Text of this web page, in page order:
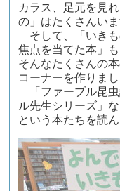
カラス、足元を見
の」はたくさんいま
そして、「いきも
焦点を当てた本」
そんなたくさんの
コーナーを作りまし
「ファーブル昆虫
ル先生シリーズ」
という本たちを読